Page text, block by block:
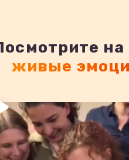
на
живые